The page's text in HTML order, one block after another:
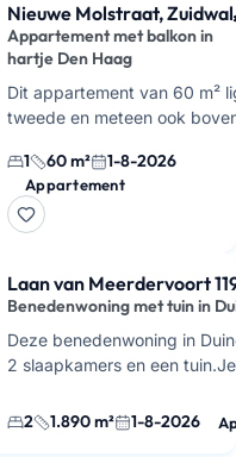
Nieuwe Molstraat, Zuidwal
Appartement met balkon in
hartje Den Haag
Dit appartement van 60 m²
tweede en meteen ook
midden in het centrum van
Haag. Je woont hie…
1 60 m² 1-8-2026
Appartement
Laan van Meerdervoort
Benedenwoning met tuin in
Deze benedenwoning in
2 slaapkamers en een tuin.
energielabel …
2 1.890 m² 1-8-2026